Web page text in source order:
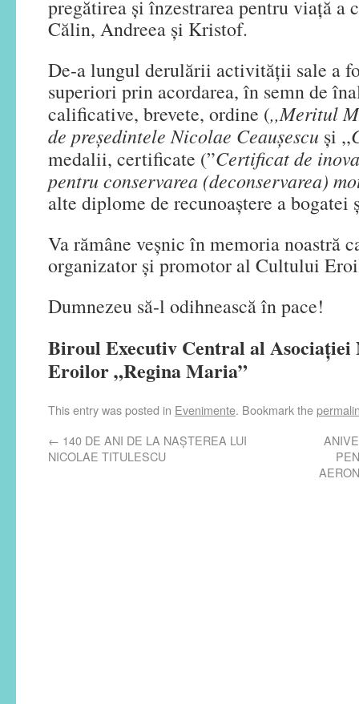
pregătirea și înzestrarea pentru viață
Călin, Andreea și Kristof.
De-a lungul derulării activității sale a
superiori prin acordarea, în semn de
calificative, brevete, ordine (,,Meritul
de președintele Nicolae Ceaușescu și ,,
medalii, certificate (”Certificat de
pentru conservarea (deconservarea)
alte diplome de recunoaștere a
Va rămâne veşnic în memoria noastră
organizator şi promotor al Cultului
Dumnezeu să-l odihnească în pace!
Biroul Executiv Central al Asociaţiei
Eroilor „Regina Maria”
This entry was posted in Evenimente. Bookmark the
← 140 DE ANI DE LA NAȘTEREA LUI
NICOLAE TITULESCU